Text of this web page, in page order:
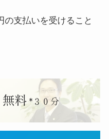
払いを受けること
料*３０分